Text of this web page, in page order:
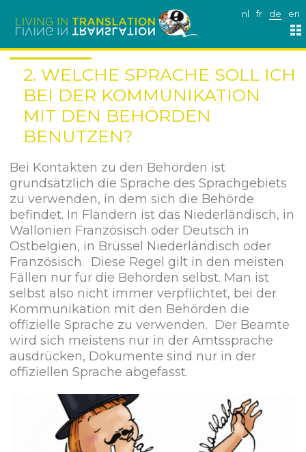
nl fr de en
2. WELCHE SPRACHE SOLL ICH
BEI DER KOMMUNIKATION
MIT DEN BEHÖRDEN
BENUTZEN?
Bei Kontakten zu den Behörden ist
grundsätzlich die Sprache des Sprachgebiets
zu verwenden, in dem sich die Behörde
befindet. In Flandern ist das Niederländisch, in
Wallonien Französisch oder Deutsch in
Ostbelgien, in Brüssel Niederländisch oder
Französisch. Diese Regel gilt in den meisten
Fällen nur für die Behörden selbst. Man ist
selbst also nicht immer verpflichtet, bei der
Kommunikation mit den Behörden die
offizielle Sprache zu verwenden. Der Beamte
wird sich meistens nur in der Amtssprache
ausdrücken, Dokumente sind nur in der
offiziellen Sprache abgefasst.